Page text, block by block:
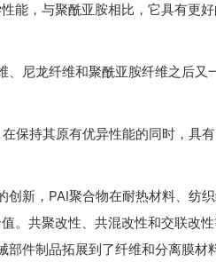
能，与聚酰亚胺相比，它具有更
尼龙纤维和聚酰亚胺纤维之后又
保持其原有优异性能的同时，具
新，PAI聚合物在耐热材料、纺
。共聚改性、共混改性和交联改
件制品拓展到了纤维和分离膜材